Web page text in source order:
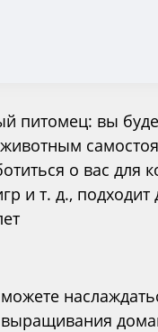
питомец: вы
о вас для
и т. д., подходит